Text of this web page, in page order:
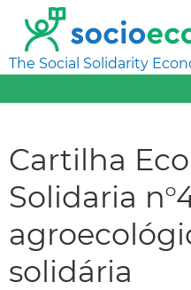
The Social Solidarity
Cartilha
Solidaria
solidária